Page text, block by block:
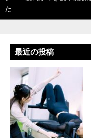
た
最近の投稿